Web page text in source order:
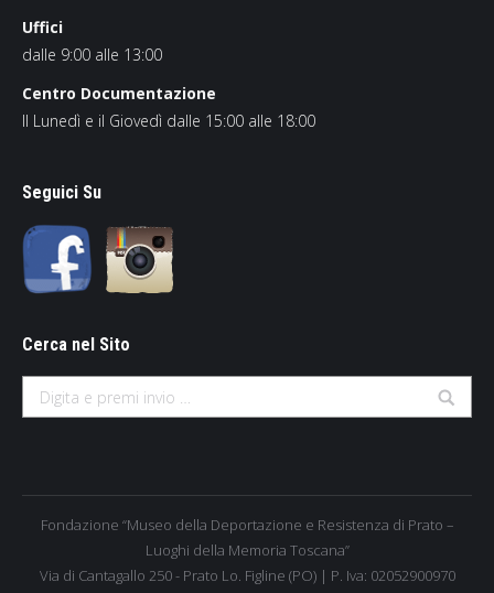
Uffici
dalle 9:00 alle 13:00
Centro Documentazione
Il Lunedì e il Giovedì dalle 15:00 alle 18:00
Seguici Su
Cerca nel Sito
Search:
Fondazione “Museo della Deportazione e Resistenza di Prato –
Luoghi della Memoria Toscana”
Via di Cantagallo 250 - Prato Lo. Figline (PO) | P. Iva: 02052900970